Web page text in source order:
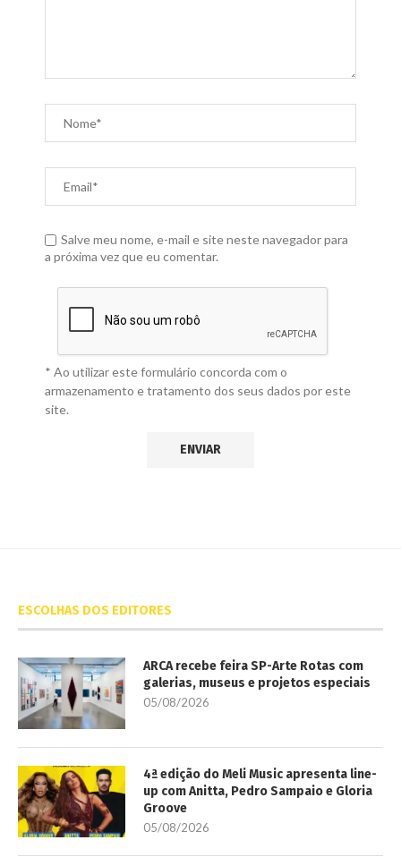
Salve meu nome, e-mail e site neste navegador para
a próxima vez que eu comentar.
* Ao utilizar este formulário concorda com o
armazenamento e tratamento dos seus dados por este
site.
ESCOLHAS DOS EDITORES
ARCA recebe feira SP-Arte Rotas com
galerias, museus e projetos especiais
05/08/2026
4ª edição do Meli Music apresenta line-
up com Anitta, Pedro Sampaio e Gloria
Groove
05/08/2026